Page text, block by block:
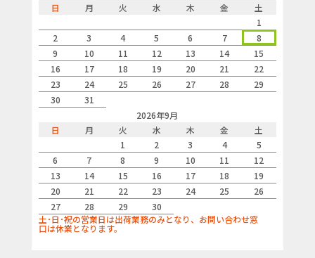
日
月 火 水 木 金
土
1
2
3 4 5 6 7
8
9
10 11 12 13 14
15
16
17 18 19 20 21
22
23
24 25 26 27 28
29
30
31
2026年9月
日
月 火 水 木 金
土
1
2 3 4
5
6
7 8 9 10 11
12
13
14 15 16 17 18
19
20
21 22 23 24 25
26
27
28 29
30
土･日･祝の営業日は出荷業務のみとなり、お問い合わせ窓
口は休業となります。